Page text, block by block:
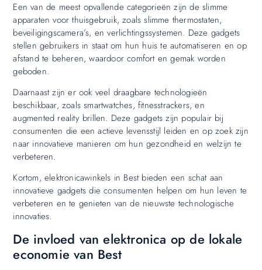
Een van de meest opvallende categorieën zijn de slimme
apparaten voor thuisgebruik, zoals slimme thermostaten,
beveiligingscamera’s, en verlichtingssystemen. Deze gadgets
stellen gebruikers in staat om hun huis te automatiseren en op
afstand te beheren, waardoor comfort en gemak worden
geboden.
Daarnaast zijn er ook veel draagbare technologieën
beschikbaar, zoals smartwatches, fitnesstrackers, en
augmented reality brillen. Deze gadgets zijn populair bij
consumenten die een actieve levensstijl leiden en op zoek zijn
naar innovatieve manieren om hun gezondheid en welzijn te
verbeteren.
Kortom, elektronicawinkels in Best bieden een schat aan
innovatieve gadgets die consumenten helpen om hun leven te
verbeteren en te genieten van de nieuwste technologische
innovaties.
De invloed van elektronica op de lokale
economie van Best